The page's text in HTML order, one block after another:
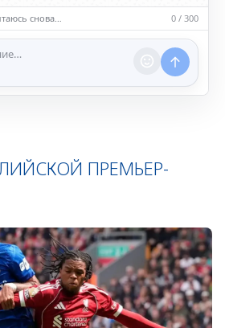
вправе удалять
доступ к чату при
снова… 0 / 300
ПРЕМЬЕР-